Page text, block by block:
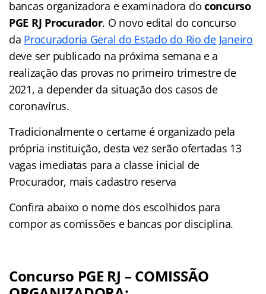
bancas organizadora e examinadora do concurso
PGE RJ Procurador. O novo edital do concurso
da Procuradoria Geral do Estado do Rio de Janeiro
deve ser publicado na próxima semana e a
realização das provas no primeiro trimestre de
2021, a depender da situação dos casos de
coronavírus.
Tradicionalmente o certame é organizado pela
própria instituição, desta vez serão ofertadas 13
vagas imediatas para a classe inicial de
Procurador, mais cadastro reserva
Confira abaixo o nome dos escolhidos para
compor as comissões e bancas por disciplina.
Concurso PGE RJ – COMISSÃO